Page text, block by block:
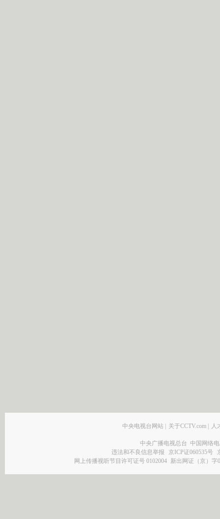
中央电视台网站 关于CCTV.com 人
中央广播电视总台 中国网络
违法和不良信息举报
京ICP证060535号
网上传播视听节目许可证号 0102004 新出网证（京）